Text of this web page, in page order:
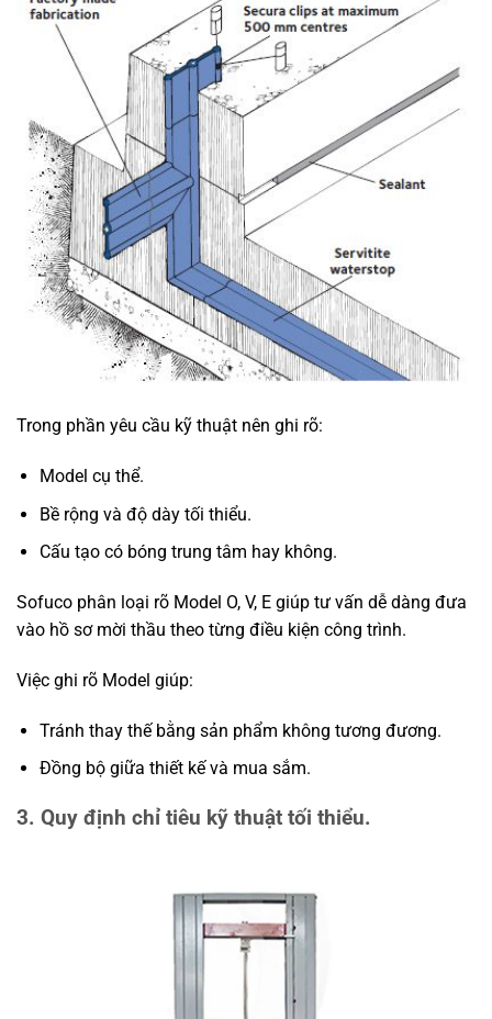
Trong phần yêu cầu kỹ thuật nên ghi rõ:
Model cụ thể.
Bề rộng và độ dày tối thiểu.
Cấu tạo có bóng trung tâm hay không.
Sofuco phân loại rõ Model O, V, E giúp tư vấn dễ dàng đưa
vào hồ sơ mời thầu theo từng điều kiện công trình.
Việc ghi rõ Model giúp:
Tránh thay thế bằng sản phẩm không tương đương.
Đồng bộ giữa thiết kế và mua sắm.
3. Quy định chỉ tiêu kỹ thuật tối thiểu.